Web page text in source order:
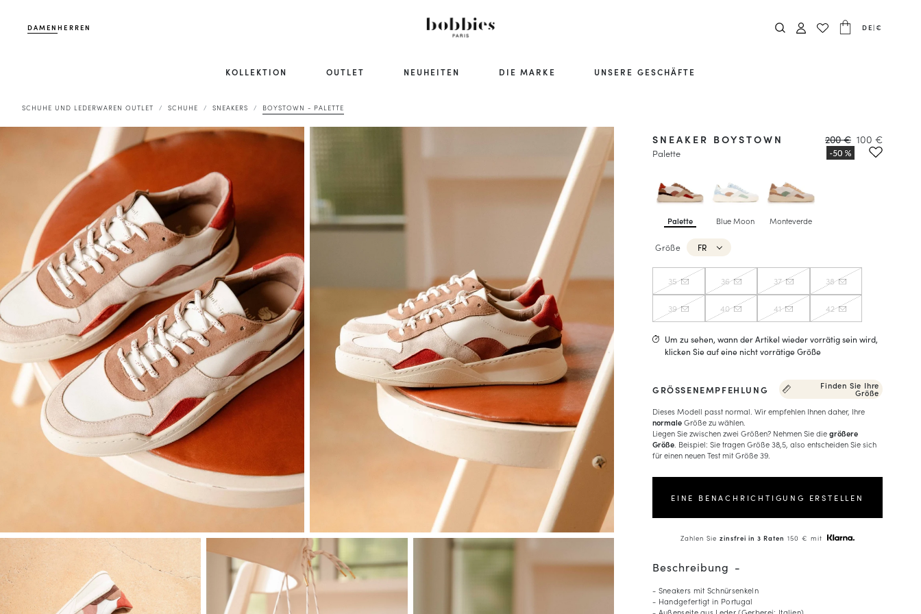
DAMENHERREN DE|€
KOLLEKTION OUTLET NEUHEITEN DIE MARKE UNSERE GESCHÄFTE
SCHUHE UND LEDERWAREN OUTLET SCHUHE SNEAKERS BOYSTOWN - PALETTE
Palette Blue Moon Monteverde
SNEAKER BOYSTOWN
Palette
200 € 100 €
Größe FR
35 36 37 38
39 40 41 42
Um zu sehen, wann der Artikel wieder vorrätig sein wird,
klicken Sie auf eine nicht vorrätige Größe
GRÖSSENEMPFEHLUNG Finden Sie Ihre
Größe
Dieses Modell passt normal. Wir empfehlen Ihnen daher, Ihre
normaleGröße zu wählen.
Liegen Sie zwischen zwei Größen? Nehmen Sie diegrößere
Größe . Beispiel: Sie tragen Größe 38,5, also entscheiden Sie sich
für einen neuen Test mit Größe 39.
EINE BENACHRICHTIGUNG ERSTELLEN
Zahlen Siezinsfrei in 3 Raten 150 € mit
Beschreibung
- Sneakers mit Schnürsenkeln
- Handgefertigt in Portugal